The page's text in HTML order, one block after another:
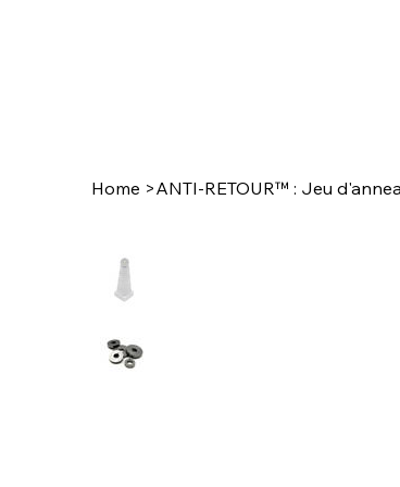
Home >ANTI-RETOUR™ : Jeu